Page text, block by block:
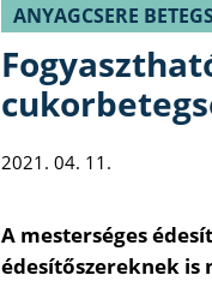
ANYAGCSERE
2021. 04. 11.
A mesterséges
édesítőszereknek is